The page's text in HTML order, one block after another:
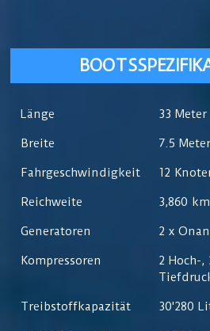
Länge 33 Meter
Breite 7.5 Meter
Fahrgeschwindigkeit 12
Reichweite 3,860 km
Generatoren 2 x Onan
Kompressoren
2 Hoch-,
Treibstoffkapazität 30'280